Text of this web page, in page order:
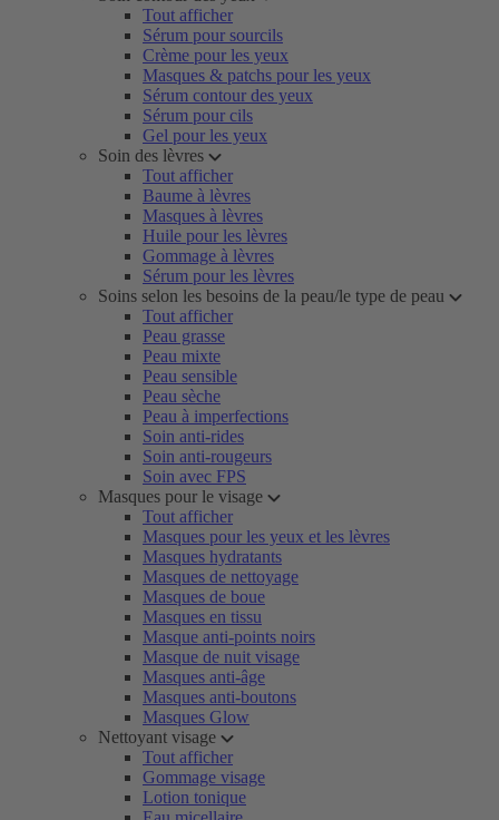
Tout afficher
Sérum pour sourcils
Crème pour les yeux
Masques & patchs pour les yeux
Sérum contour des yeux
Sérum pour cils
Gel pour les yeux
Soin des lèvres
Tout afficher
Baume à lèvres
Masques à lèvres
Huile pour les lèvres
Gommage à lèvres
Sérum pour les lèvres
Soins selon les besoins de la peau/le type de peau
Tout afficher
Peau grasse
Peau mixte
Peau sensible
Peau sèche
Peau à imperfections
Soin anti-rides
Soin anti-rougeurs
Soin avec FPS
Masques pour le visage
Tout afficher
Masques pour les yeux et les lèvres
Masques hydratants
Masques de nettoyage
Masques de boue
Masques en tissu
Masque anti-points noirs
Masque de nuit visage
Masques anti-âge
Masques anti-boutons
Masques Glow
Nettoyant visage
Tout afficher
Gommage visage
Lotion tonique